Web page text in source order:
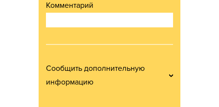
Комментарий
Сообщить дополнительную
информацию